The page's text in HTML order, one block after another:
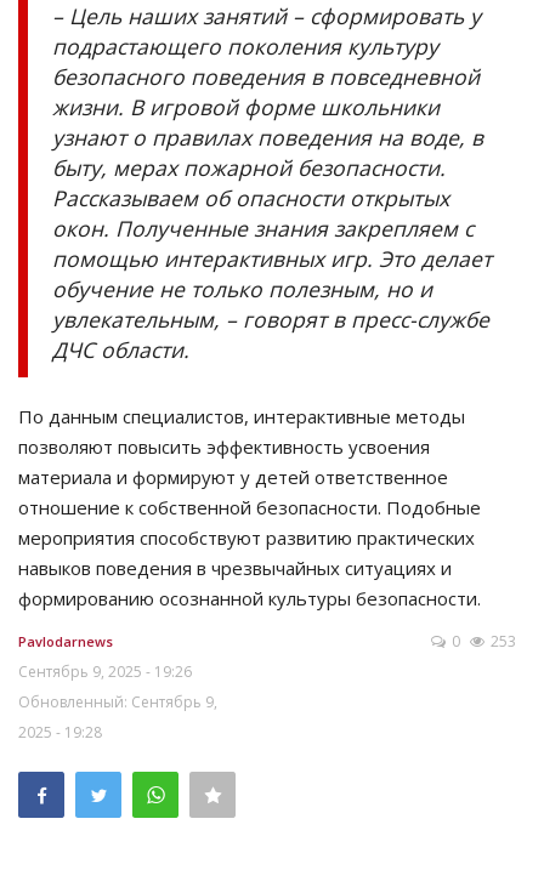
– Цель наших занятий – сформировать у
подрастающего поколения культуру
безопасного поведения в повседневной
жизни. В игровой форме школьники
узнают о правилах поведения на воде, в
быту, мерах пожарной безопасности.
Рассказываем об опасности открытых
окон. Полученные знания закрепляем с
помощью интерактивных игр. Это делает
обучение не только полезным, но и
увлекательным, – говорят в пресс-службе
ДЧС области.
По данным специалистов, интерактивные методы
позволяют повысить эффективность усвоения
материала и формируют у детей ответственное
отношение к собственной безопасности. Подобные
мероприятия способствуют развитию практических
навыков поведения в чрезвычайных ситуациях и
формированию осознанной культуры безопасности.
Pavlodarnews
Сентябрь 9, 2025 - 19:26
Обновленный: Сентябрь 9,
2025 - 19:28
0 253